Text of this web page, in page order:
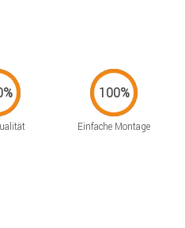
Einfache Montage